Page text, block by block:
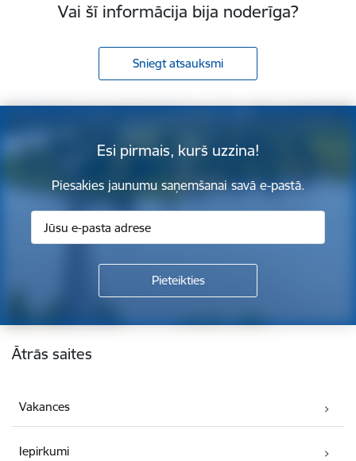
Vai šī informācija bija noderīga?
Sniegt atsauksmi
Esi pirmais, kurš uzzina!
Piesakies jaunumu saņemšanai savā e-pastā.
Kājene
Ātrās saites
Vakances
Iepirkumi